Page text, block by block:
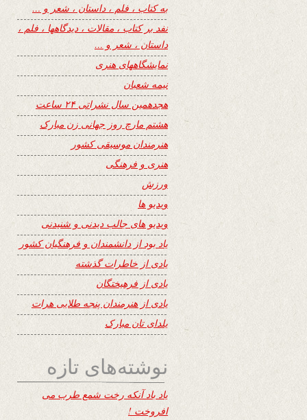
به کتاب ، فلم ، داستان ، شعر و …
نفد بر کتاب ، مقالات ، دیدگاهها ، فلم ،
داستان ، شعر و …
نمایشگاههای هنری
نیمه شعبان
هجدهمین سال نشراتی ۲۴ ساعت
هشتم مارچ روز جهانی زن مبارک
هنرمندان موسیقی کشور
هنری و فرهنگی
ورزش
ویدیو ها
ویدیو های جالب دیدنی و شنیدنی
یاد بود از دانشمندان و فرهنگیان کشور
یادی از خاطرات گذشته
یادی از فرهیختگان
یادی از هنرمندان پنجه طلایی هرات
یلدای تان مبارک
نوشته‌های تازه
یاد باد آنکه رخت شمع طرب می
افروخت !